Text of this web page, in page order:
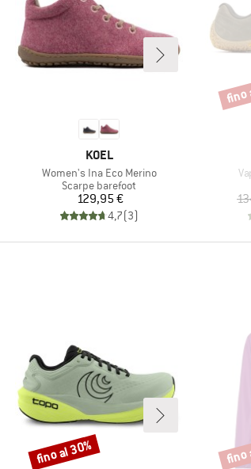
MARCHIO
KOEL
Articolo
Women's Ina Eco Merino
Gruppo di prodotti
Scarpe barefoot
Prezzo
129,95 €
4,7(3)
fino
Sconto
fino al 30% fino